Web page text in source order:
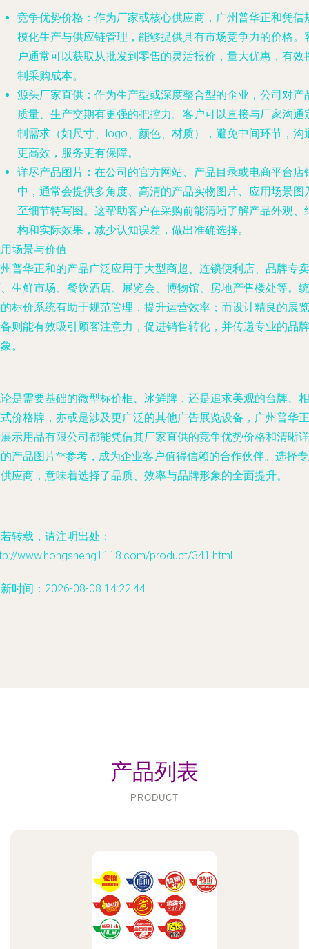
竞争优势价格 ：作为厂家或核心供应商，广州普华正和凭借
模化生产与供应链管理，能够提供具有市场竞争力的价格。
户通常可以获取从批发到零售的灵活报价，量大优惠，有效
制采购成本。
源头厂家直供 ：作为生产型或深度整合型的企业，公司对产
质量、生产交期有更强的把控力。客户可以直接与厂家沟通
制需求（如尺寸、logo、颜色、材质），避免中间环节，沟
更高效，服务更有保障。
详尽产品图片 ：在公司的官方网站、产品目录或电商平台店
中，通常会提供多角度、高清的产品实物图片、应用场景图
至细节特写图。这帮助客户在采购前能清晰了解产品外观、
构和实际效果，减少认知误差，做出准确选择。
场景与价值
普华正和的产品广泛应用于大型商超、连锁便利店、品牌专卖
生鲜市场、餐饮酒店、展览会、博物馆、房地产售楼处等。统
标价系统有助于规范管理，提升运营效率；而设计精良的展览
则能有效吸引顾客注意力，促进销售转化，并传递专业的品牌
。
是需要基础的微型标价框、冰鲜牌 ，还是追求美观的台牌、相
价格牌 ，亦或是涉及更广泛的其他广告展览设备 ，广州普华正
示用品有限公司都能凭借其厂家直供的竞争优势价格和清晰详
产品图片**参考，成为企业客户值得信赖的合作伙伴。选择
应商，意味着选择了品质、效率与品牌形象的全面提升。
转载，请注明出处：
www.hongsheng1118.com/product/341.html
时间：2026-08-08 14:22:44
产品列表
PRODUCT